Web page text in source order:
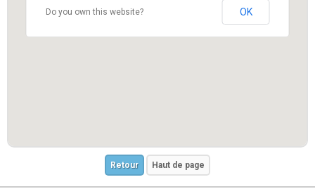
Do you own this website? OK
Retour Haut de page